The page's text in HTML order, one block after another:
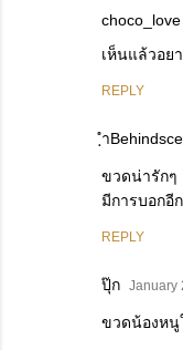
choco_love
เห็นแล้วอย
REPLY
ำ
ขวดน่ารักๆ
มีการบอกอี
REPLY
ปุ๊ก January
ขวดน้องหนู